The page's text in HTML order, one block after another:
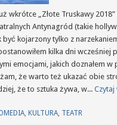
wkrótce „Złote Truskawy
Antynagród (takie
być kojarzony tylko z
kilka dni wcześniej
emocjami, jakich doznałem w
że warto też ukazać obie
że to sztuka żywa, w... Czytaj
, KULTURA, TEATR